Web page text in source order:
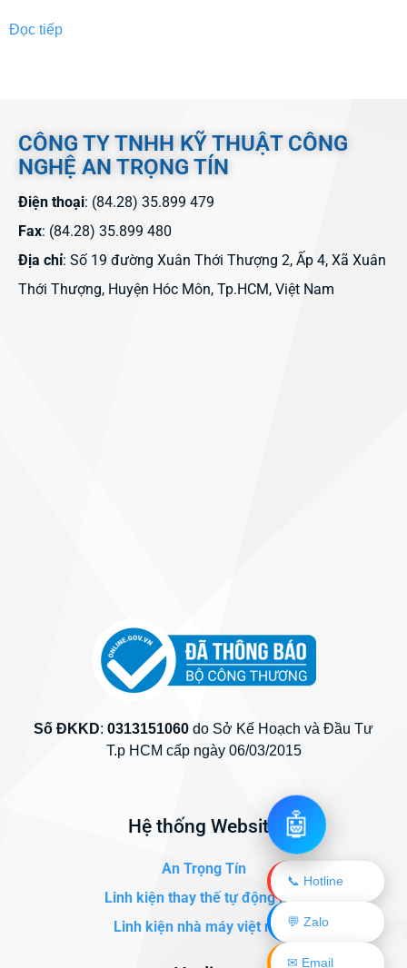
Đọc tiếp
CÔNG TY TNHH KỸ THUẬT CÔNG
NGHỆ AN TRỌNG TÍN
Điện thoại: (84.28) 35.899 479
Fax: (84.28) 35.899 480
Địa chỉ: Số 19 đường Xuân Thới Thượng 2, Ấp 4, Xã Xuân
Thới Thượng, Huyện Hóc Môn, Tp.HCM, Việt Nam
Số ĐKKD: 0313151060 do Sở Kế Hoạch và Đầu Tư
T.p HCM cấp ngày 06/03/2015
Hệ thống Website
An Trọng Tín
Linh kiện thay thế tự động hóa
Linh kiện nhà máy việt nam
🤖
📞 Hotline
💬 Zalo
✉ Email